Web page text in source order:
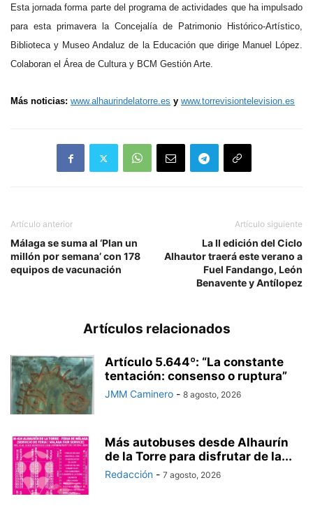
Esta jornada forma parte del programa de actividades que ha impulsado
para esta primavera la Concejalía de Patrimonio Histórico-Artístico,
Biblioteca y Museo Andaluz de la Educación que dirige Manuel López.
Colaboran el Área de Cultura y BCM Gestión Arte.
Más noticias: www.alhaurindelatorre.es y www.torrevisiontelevision.es
Artículo anterior
Málaga se suma al ‘Plan un
millón por semana’ con 178
equipos de vacunación
Artículo siguiente
La II edición del Ciclo
Alhautor traerá este verano a
Fuel Fandango, León
Benavente y Antílopez
Artículos relacionados
Artículo 5.644º: “La constante
tentación: consenso o ruptura”
JMM Caminero - 8 agosto, 2026
Más autobuses desde Alhaurín
de la Torre para disfrutar de la...
Redacción - 7 agosto, 2026